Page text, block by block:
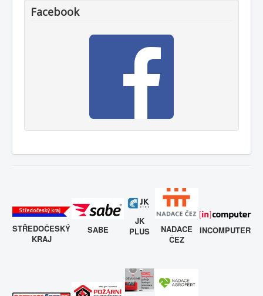
Facebook
STŘEDOČESKÝ
KRAJ
SABE
JK
PLUS
NADACE
ČEZ
INCOMPUTER